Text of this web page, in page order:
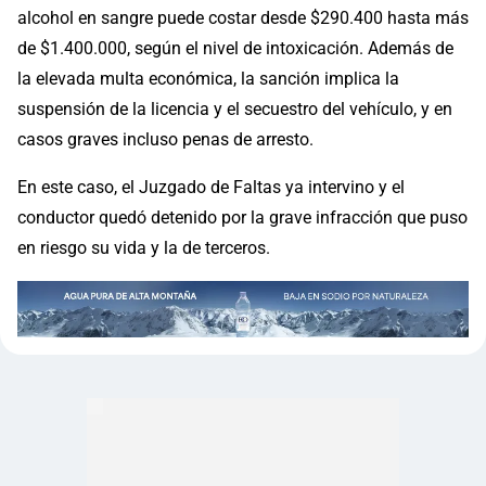
alcohol en sangre puede costar desde $290.400 hasta más
de $1.400.000, según el nivel de intoxicación. Además de
la elevada multa económica, la sanción implica la
suspensión de la licencia y el secuestro del vehículo, y en
casos graves incluso penas de arresto.
En este caso, el Juzgado de Faltas ya intervino y el
conductor quedó detenido por la grave infracción que puso
en riesgo su vida y la de terceros.